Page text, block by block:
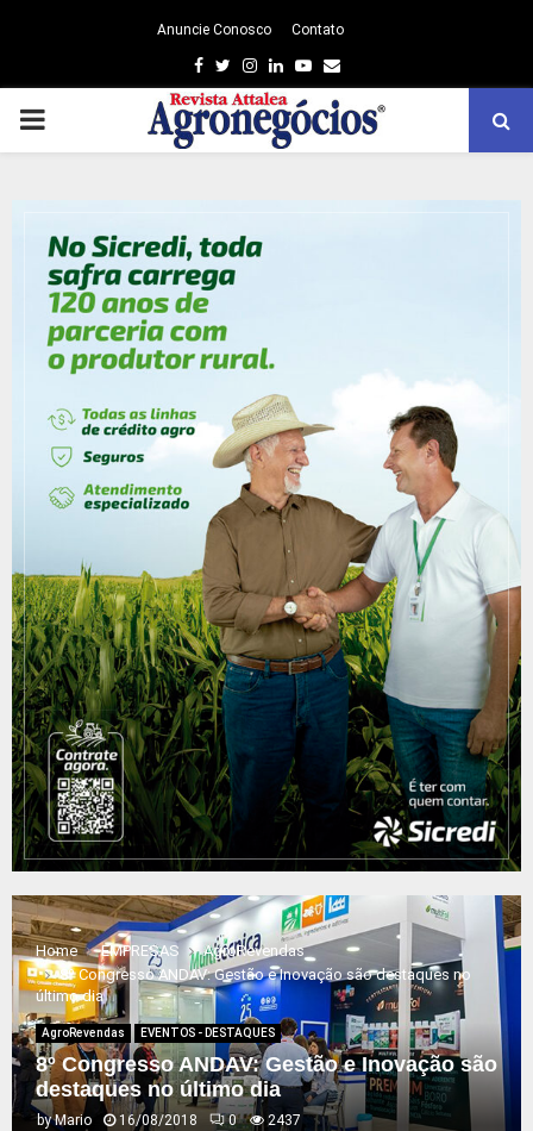
Anuncie Conosco Contato
Facebook
TwitterInstagram
LinkedinYoutube
Email
PRIMARY
Home EMPRESAS
AgroRevendas
8º Congresso ANDAV: Gestão e Inovação são destaques no
último dia
AgroRevendas EVENTOS - DESTAQUES
8º Congresso ANDAV: Gestão e Inovação são
destaques no último dia
byMario 16/08/2018 0 2437